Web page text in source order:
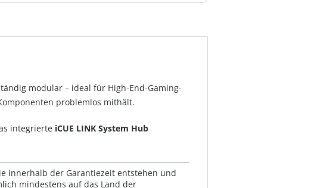
modular – ideal für High-End-Gaming-
problemlos mithält.
integrierte iCUE LINK System Hub
innerhalb der Garantiezeit entstehen und
mindestens auf das Land der